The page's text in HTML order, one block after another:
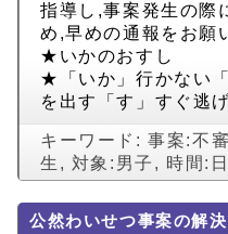
指導し,事案発生の際
め,早めの通報をお願
★いかのおすし
★「いか」行かない
を出す「す」すぐ逃
キーワード:事案:不
生 , 対象:男子 , 時間:
公然わいせつ事案の解決